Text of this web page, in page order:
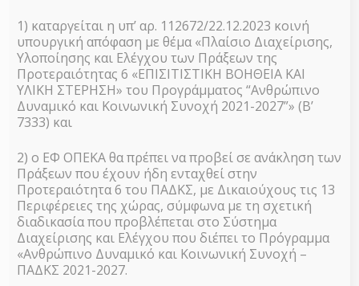
1) καταργείται η υπ’ αρ. 112672/22.12.2023 κοινή
υπουργική απόφαση με θέμα «Πλαίσιο Διαχείρισης,
Υλοποίησης και Ελέγχου των Πράξεων της
Προτεραιότητας 6 «ΕΠΙΣΙΤΙΣΤΙΚΗ ΒΟΗΘΕΙΑ ΚΑΙ
ΥΛΙΚΗ ΣΤΕΡΗΣΗ» του Προγράμματος “Ανθρώπινο
Δυναμικό και Κοινωνική Συνοχή 2021-2027”» (Β’
7333) και
2) ο ΕΦ ΟΠΕΚΑ θα πρέπει να προβεί σε ανάκληση των
Πράξεων που έχουν ήδη ενταχθεί στην
Προτεραιότητα 6 του ΠΑΔΚΣ, με Δικαιούχους τις 13
Περιφέρειες της χώρας, σύμφωνα με τη σχετική
διαδικασία που προβλέπεται στο Σύστημα
Διαχείρισης και Ελέγχου που διέπει το Πρόγραμμα
«Ανθρώπινο Δυναμικό και Κοινωνική Συνοχή –
ΠΑΔΚΣ 2021-2027.